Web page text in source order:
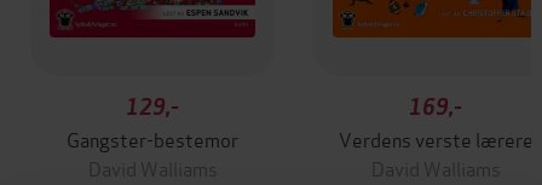
129,-
Gangster-bestemor
David Walliams
169,-
Verdens verste lærere
David Walliams